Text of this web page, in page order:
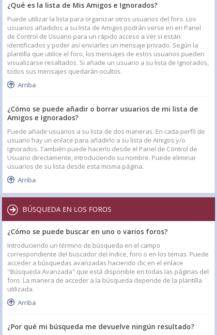
¿Qué es la lista de Mis Amigos e Ignorados?
Puede utilizar la lista para organizar otros usuarios del foro. Los
usuarios añadidos a su lista de Amigos podrán verse en en Panel
de Control de Usuario para un rápido acceso a ver si están
identificados y poder así enviarles un mensaje privado. Según la
plantilla que utilice el foro, los mensajes de estos usuarios pueden
visualizarse resaltados. Si añade un usuario a su lista de Ignorados,
todos sus mensajes quedarán ocultos.
Arriba
¿Cómo se puede añadir o borrar usuarios de mi lista de
Amigos e Ignorados?
Puede añadir usuarios a su lista de dos maneras. En cada perfil de
usuario hay un enlace para añadirlo a su lista de Amigos y/o
Ignorados. También puede hacerlo desde el Panel de Control de
Usuario directamente, introduciendo su nombre. Puede eliminar
usuarios de su lista desde esta misma página.
Arriba
BÚSQUEDA EN LOS FOROS
¿Cómo se puede buscar en uno o varios foros?
Introduciendo un término de búsqueda en el campo
correspondiente del buscador del índice, foro o en los temas. Puede
acceder a búsquedas avanzadas haciendo clic en el enlace
"Búsqueda Avanzada" que está disponible en todas las páginas del
foro. La manera de acceder a la búsqueda depende de la plantilla
utilizada.
Arriba
¿Por qué mi búsqueda me devuelve ningún resultado?